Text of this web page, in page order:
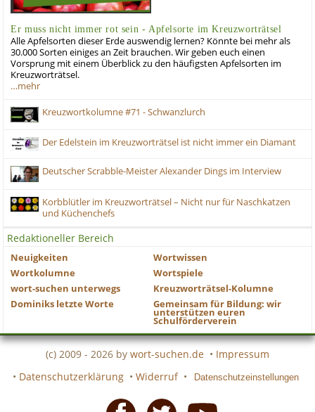
Er muss nicht immer rot sein - Apfelsorte im Kreuzworträtsel
Alle Apfelsorten dieser Erde auswendig lernen? Könnte bei mehr als
30.000 Sorten einiges an Zeit brauchen. Wir geben euch einen
Vorsprung mit einem Überblick zu den häufigsten Apfelsorten im
Kreuzworträtsel.
…mehr
Kreuzwortkolumne #71 - Schwanzlurch
Der Edelstein im Kreuzworträtsel ist nicht immer ein Diamant
Deutscher Scrabble-Meister Alexander Dings im Interview
Korbblütler im Kreuzworträtsel – Nicht nur für Naschkatzen
und Küchenchefs
Redaktioneller Bereich
Neuigkeiten
Wortwissen
Wortkolumne
Wortspiele
wort-suchen unterwegs
Kreuzworträtsel-Kolumne
Dominiks letzte Worte
Gemeinsam für Bildung: wir
unterstützen euren
Schulförderverein
(c) 2009 - 2026 by wort-suchen.de • Impressum
• Datenschutzerklärung • Widerruf • Datenschutzeinstellungen